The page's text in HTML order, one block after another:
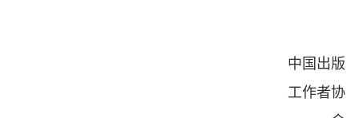
中国出版
工作者协